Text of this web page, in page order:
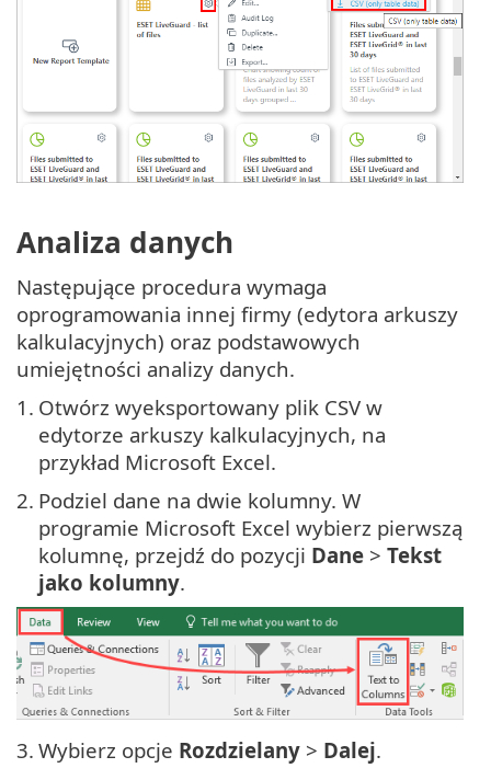
Analiza danych
Następujące procedura wymaga
oprogramowania innej firmy (edytora arkuszy
kalkulacyjnych) oraz podstawowych
umiejętności analizy danych.
1. Otwórz wyeksportowany plik CSV w
edytorze arkuszy kalkulacyjnych, na
przykład Microsoft Excel.
2. Podziel dane na dwie kolumny. W
programie Microsoft Excel wybierz pierwszą
kolumnę, przejdź do pozycji Dane > Tekst
jako kolumny.
3. Wybierz opcje Rozdzielany > Dalej.